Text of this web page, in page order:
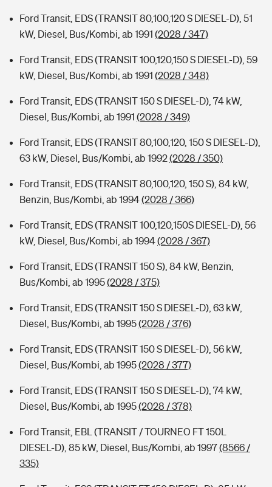
Ford Transit, EDS (TRANSIT 80,100,120 S DIESEL-D), 51
kW, Diesel, Bus/Kombi, ab 1991 (2028 / 347)
Ford Transit, EDS (TRANSIT 100,120,150 S DIESEL-D), 59
kW, Diesel, Bus/Kombi, ab 1991 (2028 / 348)
Ford Transit, EDS (TRANSIT 150 S DIESEL-D), 74 kW,
Diesel, Bus/Kombi, ab 1991 (2028 / 349)
Ford Transit, EDS (TRANSIT 80,100,120, 150 S DIESEL-D),
63 kW, Diesel, Bus/Kombi, ab 1992(2028 / 350)
Ford Transit, EDS (TRANSIT 80,100,120, 150 S), 84 kW,
Benzin, Bus/Kombi, ab 1994(2028 / 366)
Ford Transit, EDS (TRANSIT 100,120,150S DIESEL-D), 56
kW, Diesel, Bus/Kombi, ab 1994(2028 / 367)
Ford Transit, EDS (TRANSIT 150 S), 84 kW, Benzin,
Bus/Kombi, ab 1995(2028 / 375)
Ford Transit, EDS (TRANSIT 150 S DIESEL-D), 63 kW,
Diesel, Bus/Kombi, ab 1995(2028 / 376)
Ford Transit, EDS (TRANSIT 150 S DIESEL-D), 56 kW,
Diesel, Bus/Kombi, ab 1995(2028 / 377)
Ford Transit, EDS (TRANSIT 150 S DIESEL-D), 74 kW,
Diesel, Bus/Kombi, ab 1995(2028 / 378)
Ford Transit, EBL (TRANSIT / TOURNEO FT 150L
DIESEL-D), 85 kW, Diesel, Bus/Kombi, ab 1997(8566 /
335)